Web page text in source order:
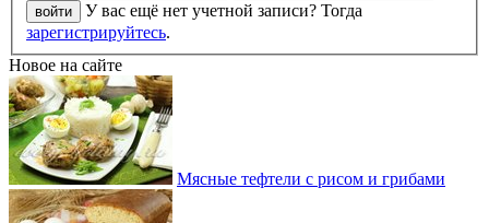
У вас ещё нет учетной записи? Тогда
зарегистрируйтесь.
Новое на сайте
Мясные тефтели с рисом и грибами